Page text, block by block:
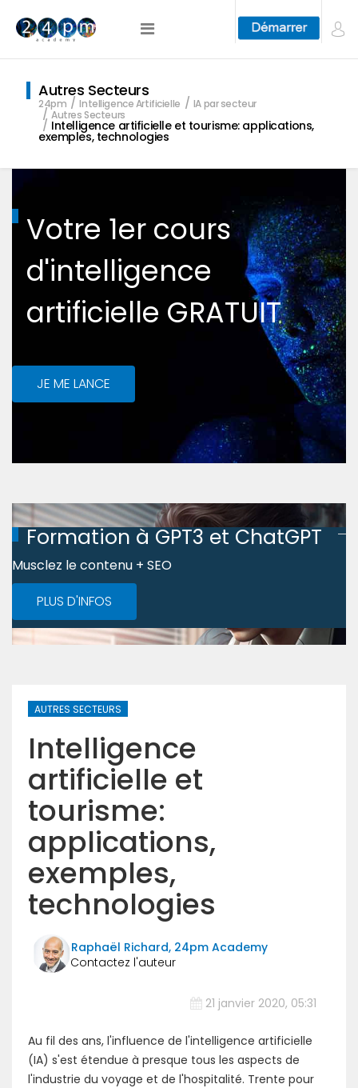
Autres Secteurs
24pm Intelligence Artificielle
IA par secteur
Autres Secteurs
Intelligence artificielle et tourisme: applications,
exemples, technologies
Votre 1er cours
d'intelligence
artificielle GRATUIT
JE ME LANCE
Formation à GPT3 et ChatGPT
Musclez le contenu + SEO
PLUS D'INFOS
AUTRES SECTEURS
Intelligence
artificielle et
tourisme:
applications,
exemples,
technologies
Raphaël Richard, 24pm Academy
21 janvier 2020, 05:31
Au fil des ans, l'influence de l'intelligence artificielle
(IA) s'est étendue à presque tous les aspects de
l'industrie du voyage et de l'hospitalité. Trente pour